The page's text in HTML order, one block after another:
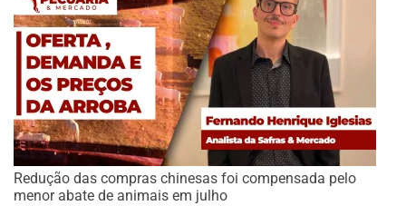
Redução das compras chinesas foi compensada pelo
menor abate de animais em julho